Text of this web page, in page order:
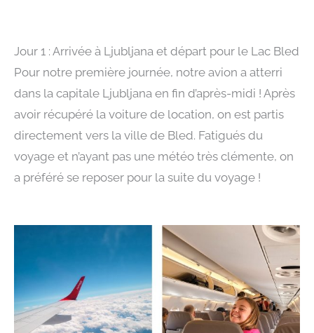
Jour 1 : Arrivée à Ljubljana et départ pour le Lac Bled
Pour notre première journée, notre avion a atterri
dans la capitale Ljubljana en fin d’après-midi ! Après
avoir récupéré la voiture de location, on est partis
directement vers la ville de Bled. Fatigués du
voyage et n’ayant pas une météo très clémente, on
a préféré se reposer pour la suite du voyage !